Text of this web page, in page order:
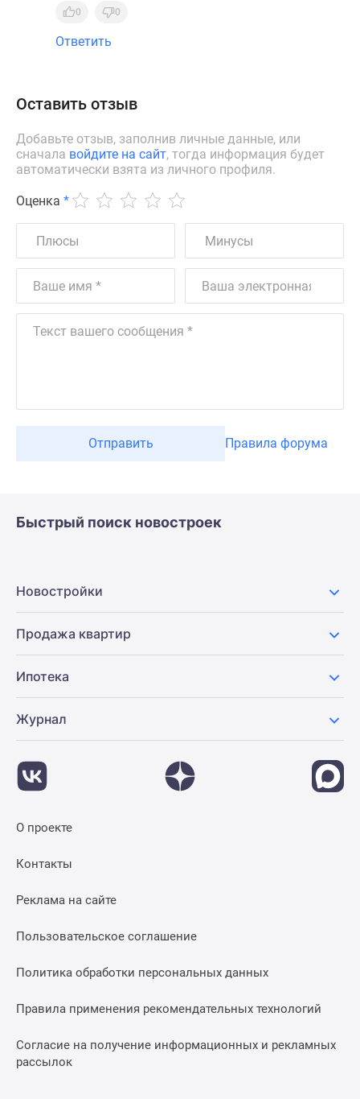
0 0
Ответить
Оставить отзыв
Добавьте отзыв, заполнив личные данные, или
сначала войдите на сайт, тогда информация будет
автоматически взята из личного профиля.
Оценка *
Отправить Правила форума
Быстрый поиск новостроек
Новостройки
Продажа квартир
Ипотека
Журнал
О проекте
Контакты
Реклама на сайте
Пользовательское соглашение
Политика обработки персональных данных
Правила применения рекомендательных технологий
Согласие на получение информационных и рекламных
рассылок